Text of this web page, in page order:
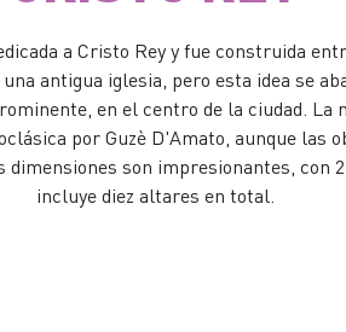
a Cristo Rey y fue construida
antigua iglesia, pero esta idea se
en el centro de la ciudad. La
por Guzè D'Amato, aunque las
son impresionantes, con
incluye diez altares en total.